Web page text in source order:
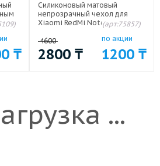
₸
Силиконовый матовый
непрозрачный чехол для
Xiaomi RedMi Note 9 Черный
(арт:75857)
4600
2800 ₸
по акции
1200 ₸
...